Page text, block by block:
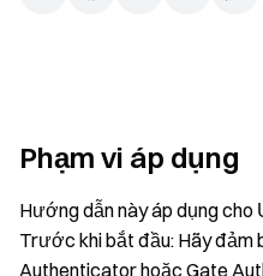
Phạm vi áp dụng
Hướng dẫn này áp dụng cho
Trước khi bắt đầu: Hãy đảm
Authenticator hoặc Gate